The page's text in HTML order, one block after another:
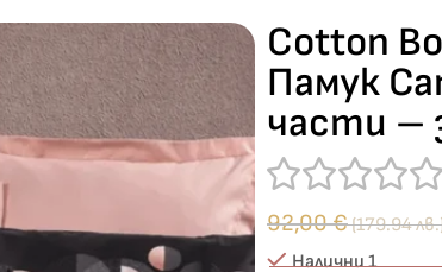
Cotton
Памук
части –
92,00€(179.94
Налични 1